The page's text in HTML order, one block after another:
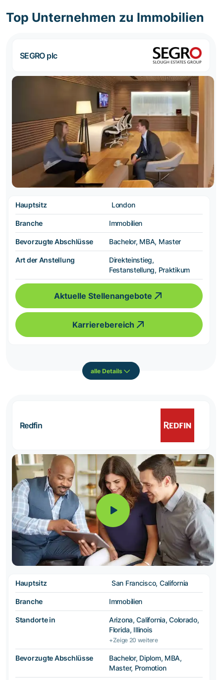
Top Unternehmen zu Immobilien
SEGRO plc
Hauptsitz London
Branche Immobilien
Bevorzugte Abschlüsse Bachelor, MBA, Master
Art der Anstellung
Direkteinstieg,
Festanstellung, Praktikum
Aktuelle Stellenangebote
Karrierebereich
alle Details
Redfin
Hauptsitz San Francisco, California
Branche Immobilien
Standorte in
Arizona, California, Colorado,
Florida, Illinois
+Zeige 20 weitere
Bevorzugte Abschlüsse
Bachelor, Diplom, MBA,
Master, Promotion